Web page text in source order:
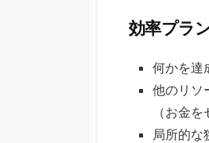
効率プラ
何かを達
他のリソ
（お金
局所的な